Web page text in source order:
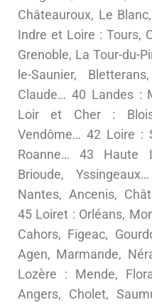
Châteauroux, Le
Indre et Loire : Tours,
Grenoble, La Tour-du-
le-Saunier,
Claude… 40 Landes :
Loir et Cher : Blois,
Vendôme… 42 Loire :
Roanne… 43 Haute
Brioude,
Nantes, Ancenis,
45 Loiret : Orléans,
Cahors, Figeac,
Agen, Marmande,
Lozère : Mende,
Angers, Cholet,